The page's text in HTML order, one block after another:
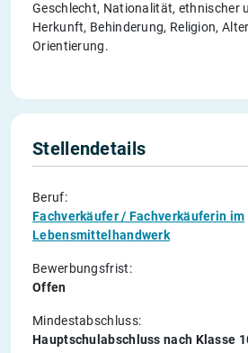
Geschlecht, Nationalität, ethnischer
Herkunft, Behinderung, Religion,
Orientierung.
Stellendetails
Beruf:
Fachverkäufer / Fachverkäuferin im
Lebensmittelhandwerk
Bewerbungsfrist:
Offen
Mindestabschluss:
Hauptschulabschluss nach Klasse